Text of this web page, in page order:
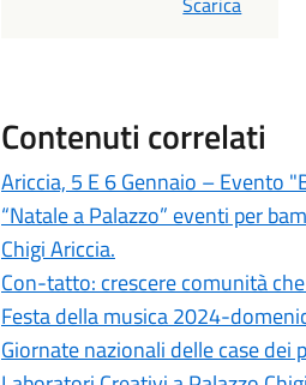
Contenuti correlati
Ariccia, 5 E 6 Gennaio – Evento
“Natale a Palazzo” eventi per
Chigi Ariccia.
Con-tatto: crescere comunità
Festa della musica 2024-
Giornate nazionali delle case dei